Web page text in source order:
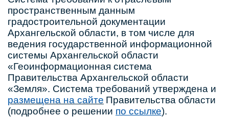
пространственным данным
градостроительной документации
Архангельской области, в том числе для
ведения государственной информационной
системы Архангельской области
«Геоинформационная система
Правительства Архангельской области
«Земля». Система требований утверждена и
размещена на сайте Правительства области
(подробнее о решении по ссылке).